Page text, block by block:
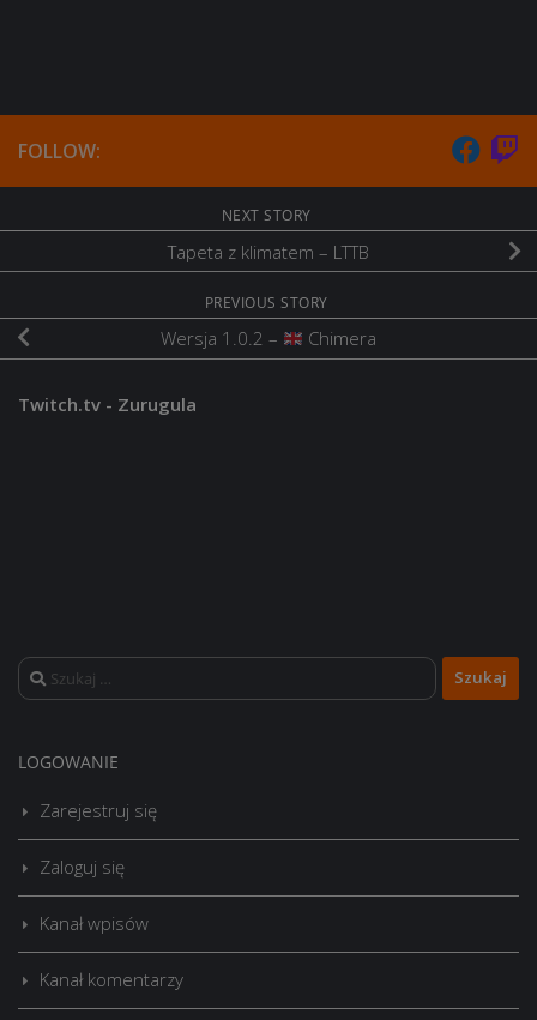
FOLLOW:
NEXT STORY
Tapeta z klimatem – LTTB
PREVIOUS STORY
Wersja 1.0.2 – Chimera
Twitch.tv - Zurugula
Szukaj:
LOGOWANIE
Zarejestruj się
Zaloguj się
Kanał wpisów
Kanał komentarzy